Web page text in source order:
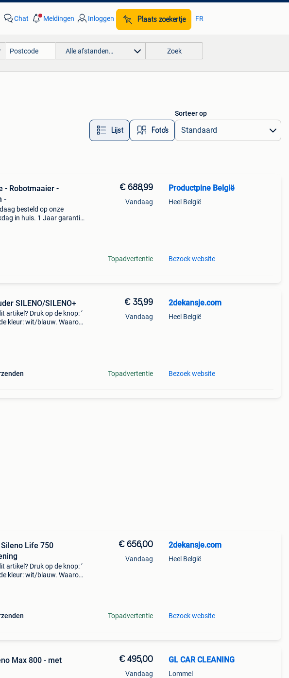
Chat Meldingen Inloggen Plaats zoekertje FR
Alle afstanden… Zoek
Lijst Foto’s
Sorteer op
- Robotmaaier -
-
besteld op onze
in huis. 1 Jaar garantie.
€ 688,99
Vandaag
Topadvertentie
Productpine België
Heel België
Bezoek website
SILENO/SILENO+
artikel? Druk op de knop: ‘
kleur: wit/blauw. Waarom
€ 35,99
Vandaag
Topadvertentie
2dekansje.com
Heel België
Bezoek website
Life 750
artikel? Druk op de knop: ‘
kleur: wit/blauw. Waarom
€ 656,00
Vandaag
Topadvertentie
2dekansje.com
Heel België
Bezoek website
Max 800 - met
€ 495,00
Vandaag
GL CAR CLEANING
Lommel